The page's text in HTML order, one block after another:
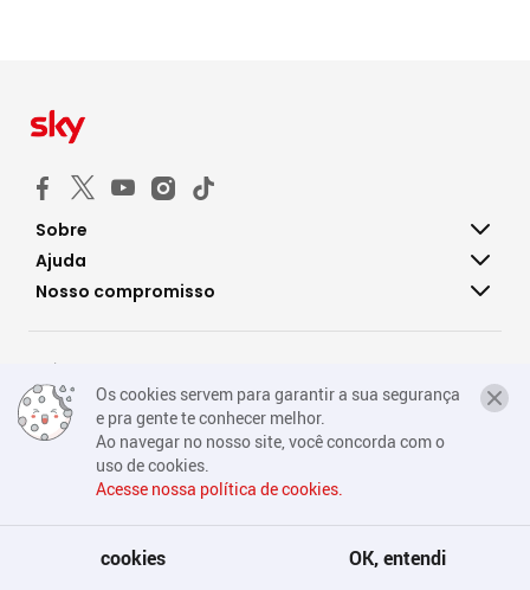
Os cookies servem para garantir a sua segurança
e pra gente te conhecer melhor.
Ao navegar no nosso site, você concorda com o
uso de cookies.
Acesse nossa política de cookies.
cookies OK, entendi
Sobre
Ajuda
Nosso compromisso
Política de privacidade
Consumidor.gov
Fale conosco
® 2024 SKY - Todos os direitos reservados.